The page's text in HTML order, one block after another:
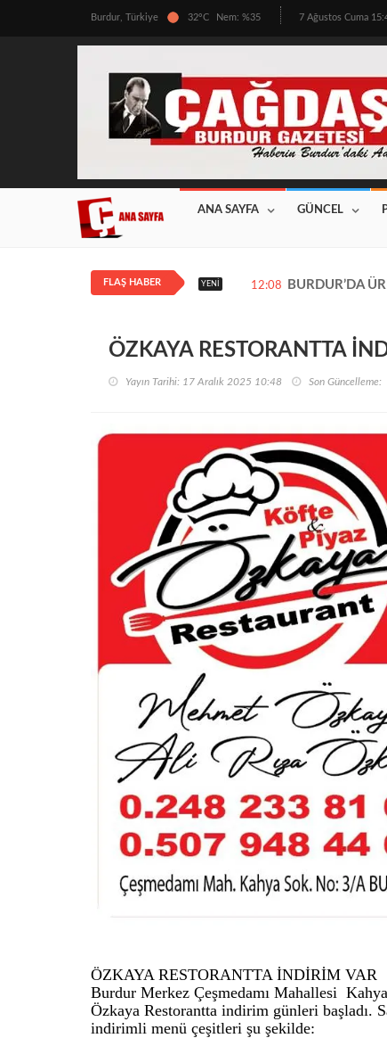
Burdur, Türkiye 32°C Nem: %35 7 Ağustos Cuma
ANA SAYFA GÜNCEL
FLAŞ HABER YENI 12:08 BURDUR’DA
ÖZKAYA RESTORANTTA
Yayın Tarihi: 17 Aralık 2025 10:48 Son Güncelleme:
ÖZKAYA RESTORANTTA İNDİRİM VAR
Burdur Merkez Çeşmedamı Mahallesi
Özkaya Restorantta indirim günleri başladı.
indirimli menü çeşitleri şu şekilde: